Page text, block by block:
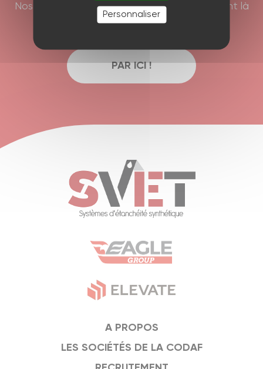
Nos équipes commerciales et techniques sont là
pour répondre à vos interrogations !
PAR ICI !
A PROPOS
LES SOCIÉTÉS DE LA CODAF
Personnaliser